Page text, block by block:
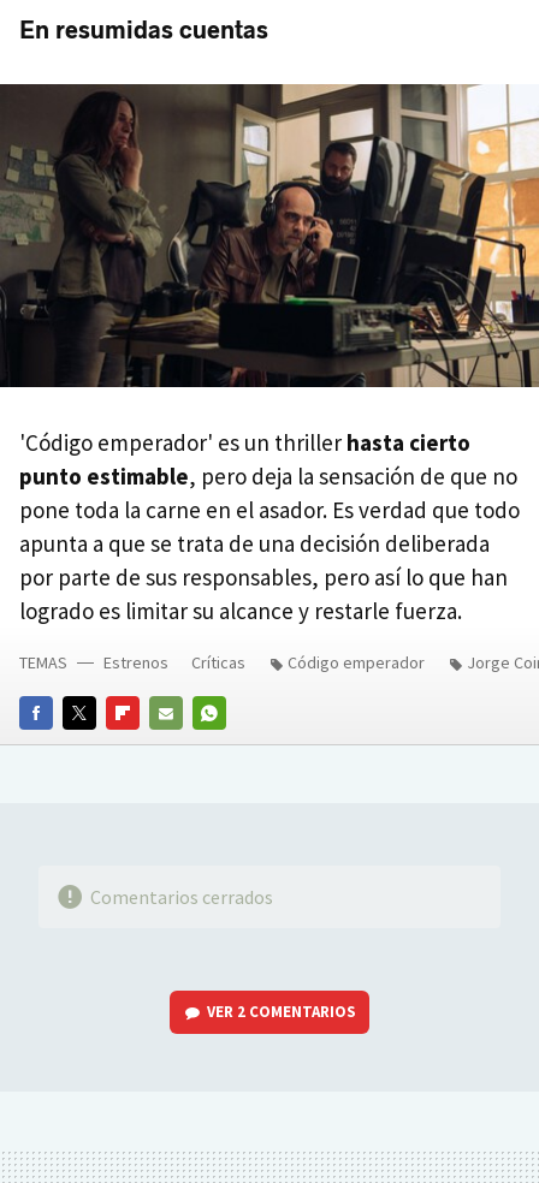
En resumidas cuentas
'Código emperador' es un thriller hasta cierto
punto estimable, pero deja la sensación de que no
pone toda la carne en el asador. Es verdad que todo
apunta a que se trata de una decisión deliberada
por parte de sus responsables, pero así lo que han
logrado es limitar su alcance y restarle fuerza.
FACEBOOKTWITTERFLIPBOARD
E-
WHATSAPP
TEMAS Estrenos Críticas Código emperador Jorge
Comentarios cerrados
VER 2 COMENTARIOS